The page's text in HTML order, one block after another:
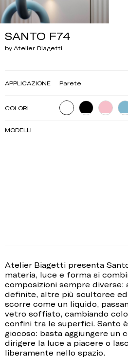
SANTO F74
by Atelier Biagetti
APPLICAZIONE Parete
COLORI
MODELLI
Atelier Biagetti presenta
materia, luce e forma si
composizioni sempre diverse:
definite, altre più scultoree
scorre come un liquido,
vetro soffiato, cambiando
confini tra le superfici. Santo
giocoso: basta aggiungere un
dirigere la luce a piacere o
liberamente nello spazio.